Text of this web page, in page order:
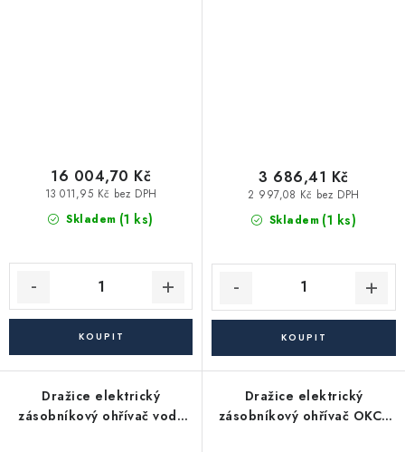
Skladem (1 ks)
13 011,95 Kč bez DPH
16 004,70 Kč
Skladem (1 ks)
2 997,08 Kč bez DPH
3 686,41 Kč
Dražice elektrický
zásobníkový ohřívač vody
Dražice elektrický
zásobníkový ohřívač OKCE